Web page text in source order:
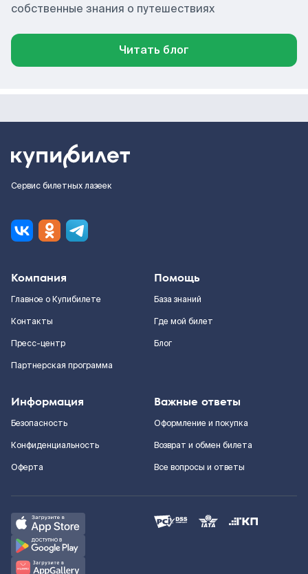
собственные знания о путешествиях
Читать блог
Сервис билетных лазеек
Компания
Главное о Купибилете
Контакты
Пресс-центр
Партнерская программа
Помощь
База знаний
Где мой билет
Блог
Информация
Безопасность
Конфиденциальность
Оферта
Важные ответы
Оформление и покупка
Возврат и обмен билета
Все вопросы и ответы